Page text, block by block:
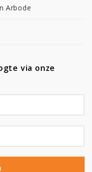
Arbode
via onze